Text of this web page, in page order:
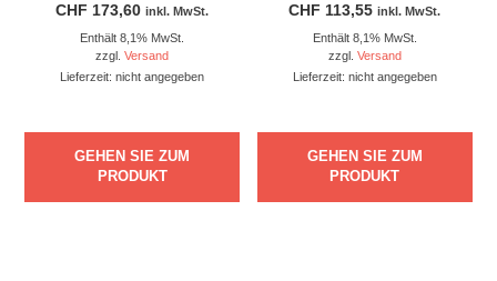
CHF 173,60 inkl. MwSt.
Enthält 8,1% MwSt.
zzgl.Versand
Lieferzeit: nicht angegeben
GEHEN SIE ZUM
PRODUKT
CHF 113,55 inkl. MwSt.
Enthält 8,1% MwSt.
zzgl. Versand
Lieferzeit: nicht angegeben
GEHEN SIE ZUM
PRODUKT